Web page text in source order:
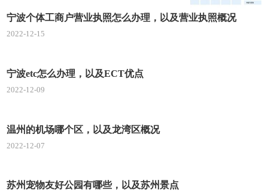
宁波个体工商户营业执照怎么办理，以及营业执照概况
2022-12-15
宁波etc怎么办理，以及ECT优点
2022-12-09
温州的机场哪个区，以及龙湾区概况
2022-12-07
苏州宠物友好公园有哪些，以及苏州景点